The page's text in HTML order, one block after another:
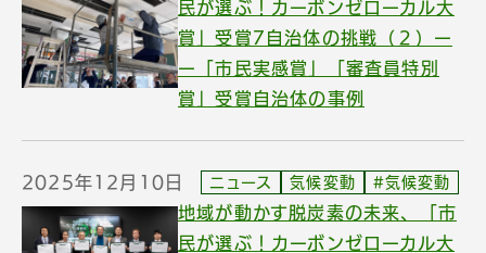
民が選ぶ！カーボンゼローカル大
賞」受賞7自治体の挑戦（２）ー
ー「市民実感賞」「審査員特別
賞」受賞自治体の事例
2025年12月10日 ニュース 気候変動 #気候変動
地域が動かす脱炭素の未来、「市
民が選ぶ！カーボンゼローカル大